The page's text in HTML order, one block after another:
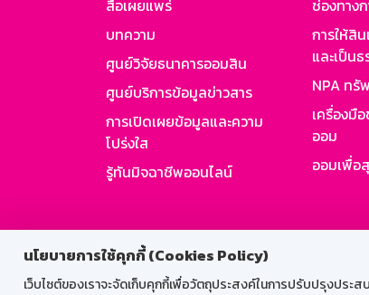
นโยบายการใช้คุกกี้ (Cookies Policy)
เว็บไซต์ของเราจะจัดเก็บคุกกี้เพื่อวัตถุประสงค์ในการปรับปรุงประ
สื่อเผยแพร่
บทความ
ศูนย์วิจัยธนาคารออมสิน
ศูนย์บริการข้อมูลข่าวสาร
การเปิดเผยข้อมูลและความ
โปร่งใส
รู้ทันมิจฉาชีพออนไลน์
ช่องทาง
การให้สิ
และเป็นธ
NPA ทรั
เครื่องมื
ออม
ออมเพื่อ